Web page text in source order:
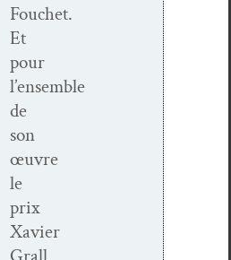
Fouchet.
Et
pour
l’ensemble
de
son
œuvre
le
prix
Xavier